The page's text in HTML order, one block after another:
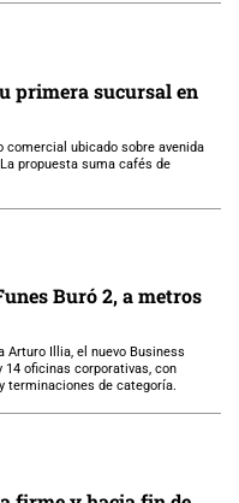
primera sucursal en
ubicado sobre avenida
propuesta suma cafés de
Buró 2, a metros
Arturo Illia, el nuevo Business
oficinas corporativas, con
terminaciones de categoría.